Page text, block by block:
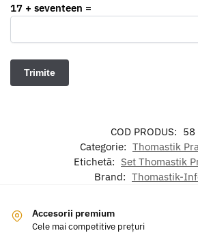
17 + seventeen =
COD PRODUS: 58
Categorie: Thomastik
Etichetă: Set Thomastik
Brand: Thomastik-
Accesorii premium
Cele mai competitive prețuri